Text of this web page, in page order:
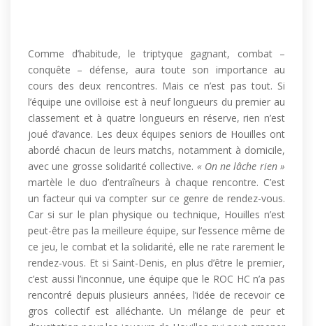
Comme d’habitude, le triptyque gagnant, combat –
conquête – défense, aura toute son importance au
cours des deux rencontres. Mais ce n’est pas tout. Si
l’équipe une ovilloise est à neuf longueurs du premier au
classement et à quatre longueurs en réserve, rien n’est
joué d’avance. Les deux équipes seniors de Houilles ont
abordé chacun de leurs matchs, notamment à domicile,
avec une grosse solidarité collective. « On ne lâche rien »
martèle le duo d’entraîneurs à chaque rencontre. C’est
un facteur qui va compter sur ce genre de rendez-vous.
Car si sur le plan physique ou technique, Houilles n’est
peut-être pas la meilleure équipe, sur l’essence même de
ce jeu, le combat et la solidarité, elle ne rate rarement le
rendez-vous. Et si Saint-Denis, en plus d’être le premier,
c’est aussi l’inconnue, une équipe que le ROC HC n’a pas
rencontré depuis plusieurs années, l’idée de recevoir ce
gros collectif est alléchante. Un mélange de peur et